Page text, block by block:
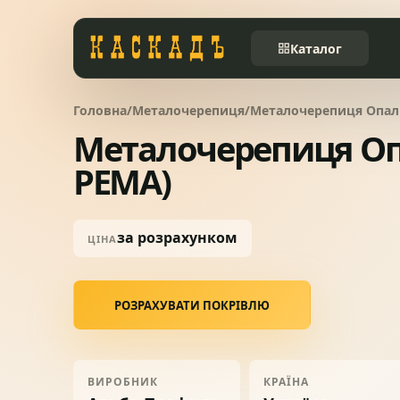
Каталог
01
Черепиця та
02
03 Заборы
04 Системи водовідведення
05 Вікна та сходи
Головна/Металочерепиця/Металочерепиця Опал
Металочерепиця
PEMA)
ЦІНАза розрахунком
РОЗРАХУВАТИ ПОКРІВЛЮ
ВИРОБНИК КРАЇНА